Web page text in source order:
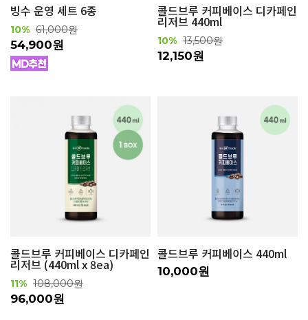
빙수 운영 세트 6종
10% 61,000원
54,900원
콜드브루 커피베이스 디카페인
리저브 440ml
10% 13,500원
12,150원
콜드브루 커피베이스 디카페인
리저브 (440ml x 8ea)
11% 108,000원
96,000원
콜드브루 커피베이스 440ml
10,000원